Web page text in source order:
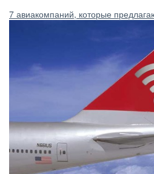
7 авиакомпаний, которые